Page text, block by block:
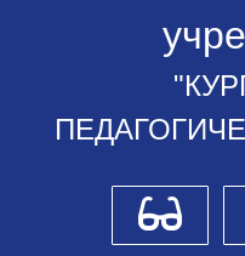
Для